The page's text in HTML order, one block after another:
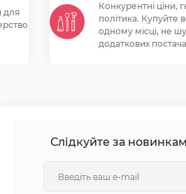
для
Конкурентні ціни,
політикa. Купуйте
одному місці, не
додаткових
Слідкуйте за